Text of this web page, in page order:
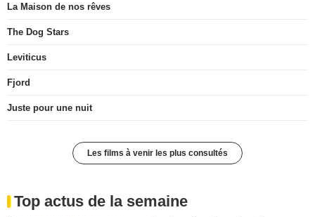
La Maison de nos rêves
The Dog Stars
Leviticus
Fjord
Juste pour une nuit
Les films à venir les plus consultés
Top actus de la semaine